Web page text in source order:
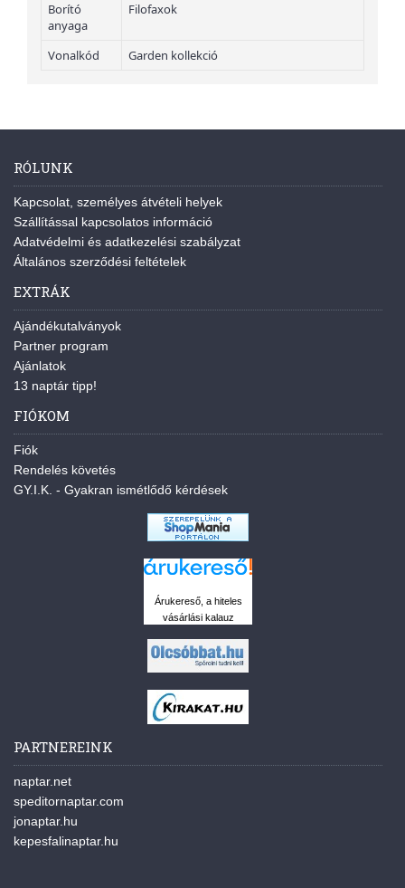
Borító
anyaga
Filofaxok
Vonalkód Garden kollekció
RÓLUNK
Kapcsolat, személyes átvételi helyek
Szállítással kapcsolatos információ
Adatvédelmi és adatkezelési szabályzat
Általános szerződési feltételek
EXTRÁK
Ajándékutalványok
Partner program
Ajánlatok
13 naptár tipp!
FIÓKOM
Fiók
Rendelés követés
GY.I.K. - Gyakran ismétlődő kérdések
Árukereső, a hiteles
vásárlási kalauz
PARTNEREINK
naptar.net
speditornaptar.com
jonaptar.hu
kepesfalinaptar.hu